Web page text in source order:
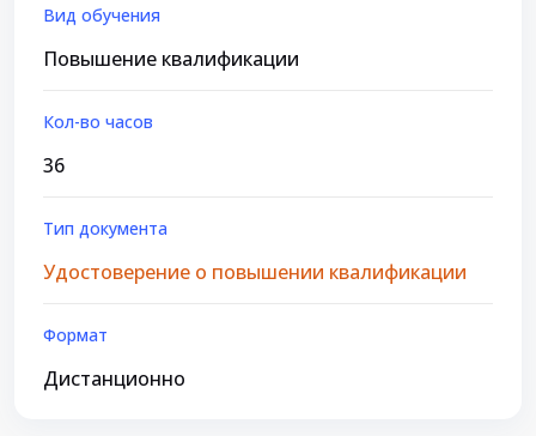
Вид обучения
Повышение квалификации
Кол-во часов
36
Тип документа
Удостоверение о повышении квалификации
Формат
Дистанционно